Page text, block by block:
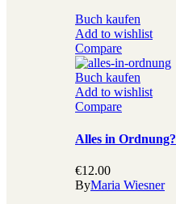
Buch kaufen
Add to wishlist
Compare
Buch kaufen
Add to wishlist
Compare
Alles in Ordnung?
€12.00
ByMaria Wiesner